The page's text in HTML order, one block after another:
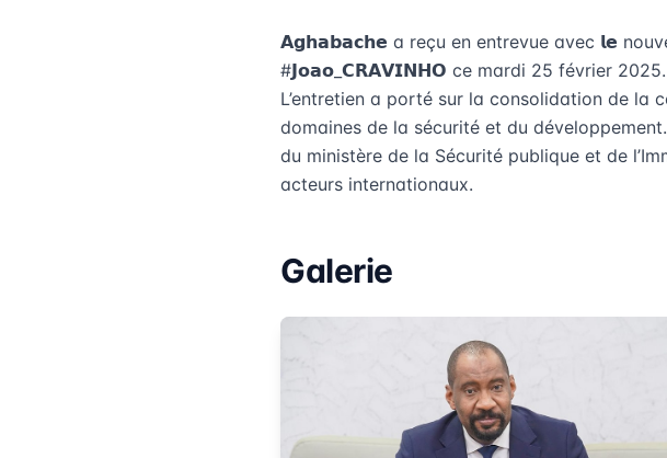
𝗔𝗴𝗵𝗮𝗯𝗮𝗰𝗵𝗲 a reçu en entrevue avec 𝗹𝗲
#𝗝𝗼𝗮𝗼_𝗖𝗥𝗔𝗩𝗜𝗡𝗛𝗢 ce mardi 25 février 2025.
L’entretien a porté sur la consolidation de la
domaines de la sécurité et du
du ministère de la Sécurité publique et de
acteurs internationaux.
Galerie